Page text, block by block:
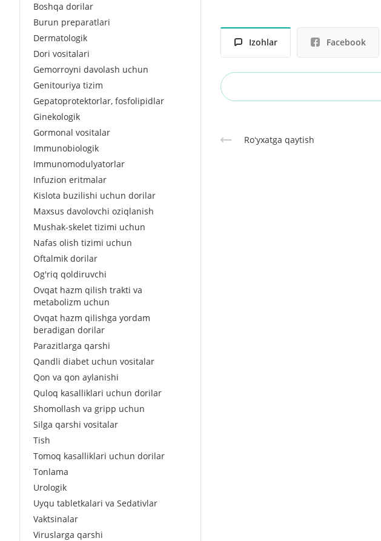
Izohlar Facebook
Roʻyxatga qaytish
Boshqa dorilar
Burun preparatlari
Dermatologik
Dori vositalari
Gemorroyni davolash uchun
Genitouriya tizim
Gepatoprotektorlar, fosfolipidlar
Ginekologik
Gormonal vositalar
Immunobiologik
Immunomodulyatorlar
Infuzion eritmalar
Kislota buzilishi uchun dorilar
Maxsus davolovchi oziqlanish
Mushak-skelet tizimi uchun
Nafas olish tizimi uchun
Oftalmik dorilar
Og'riq qoldiruvchi
Ovqat hazm qilish trakti va
metabolizm uchun
Ovqat hazm qilishga yordam
beradigan dorilar
Parazitlarga qarshi
Qandli diabet uchun vositalar
Qon va qon aylanishi
Quloq kasalliklari uchun dorilar
Shomollash va gripp uchun
Silga qarshi vositalar
Tish
Tomoq kasalliklari uchun dorilar
Tonlama
Urologik
Uyqu tabletkalari va Sedativlar
Vaktsinalar
Viruslarga qarshi